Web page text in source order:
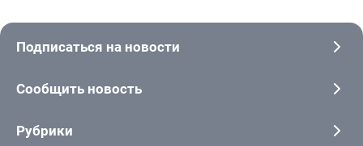
Подписаться на новости
Сообщить новость
Рубрики